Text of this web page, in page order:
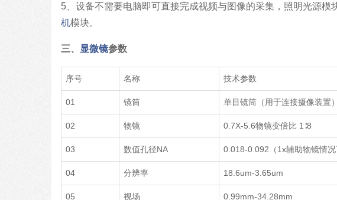
5、设备不需要电脑即可直接完成视频与图像的采集，照明光源
机模块。
三、 显微镜参数
序号 名称 技术参数
01 镜筒 单目镜筒（用于连接摄像装置）
02 物镜 0.7X-5.6物镜变倍比 1∶8
03 数值孔径NA 0.018-0.092（1x辅助物镜情况
04 分辨率 18.6um-3.65um
05 视场 0.99mm-34.28mm